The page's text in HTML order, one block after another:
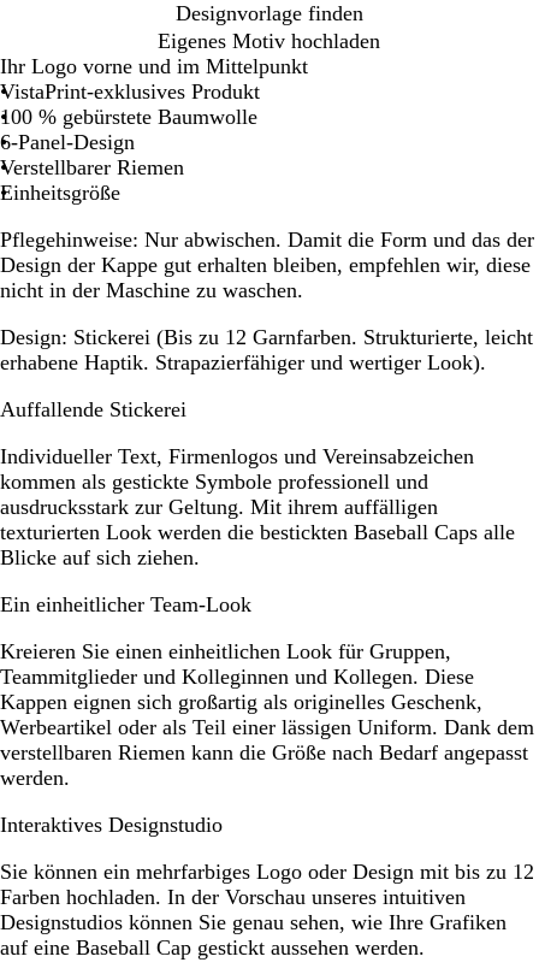
h
w
a
r
z
r
i
n
e
b
l
u
3
8
4
7
6
n
k
e
l
g
r
u
5
8
8
D
4
F
9
F
9
F
t
i
ß
Designvorlage finden
Eigenes Motiv hochladen
Ihr Logo vorne und im Mittelpunkt
VistaPrint-exklusives Produkt
100 % gebürstete Baumwolle
6-Panel-Design
Verstellbarer Riemen
Einheitsgröße
Pflegehinweise: Nur abwischen. Damit die Form und das der
Design der Kappe gut erhalten bleiben, empfehlen wir, diese
nicht in der Maschine zu waschen.
Design: Stickerei (Bis zu 12 Garnfarben. Strukturierte, leicht
erhabene Haptik. Strapazierfähiger und wertiger Look).
Auffallende Stickerei
Individueller Text, Firmenlogos und Vereinsabzeichen
kommen als gestickte Symbole professionell und
ausdrucksstark zur Geltung. Mit ihrem auffälligen
texturierten Look werden die bestickten Baseball Caps alle
Blicke auf sich ziehen.
Ein einheitlicher Team-Look
Kreieren Sie einen einheitlichen Look für Gruppen,
Teammitglieder und Kolleginnen und Kollegen. Diese
Kappen eignen sich großartig als originelles Geschenk,
Werbeartikel oder als Teil einer lässigen Uniform. Dank dem
verstellbaren Riemen kann die Größe nach Bedarf angepasst
werden.
Interaktives Designstudio
Sie können ein mehrfarbiges Logo oder Design mit bis zu 12
Farben hochladen. In der Vorschau unseres intuitiven
Designstudios können Sie genau sehen, wie Ihre Grafiken
auf eine Baseball Cap gestickt aussehen werden.